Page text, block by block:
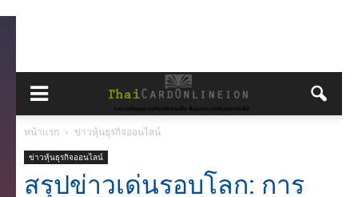
หน้าแรก ข่าวหุ้นธุรกิจออนไลน์
ข่าวหุ้นธุรกิจออนไลน์
สรุปข่าวเด่นรอบโลก: การ